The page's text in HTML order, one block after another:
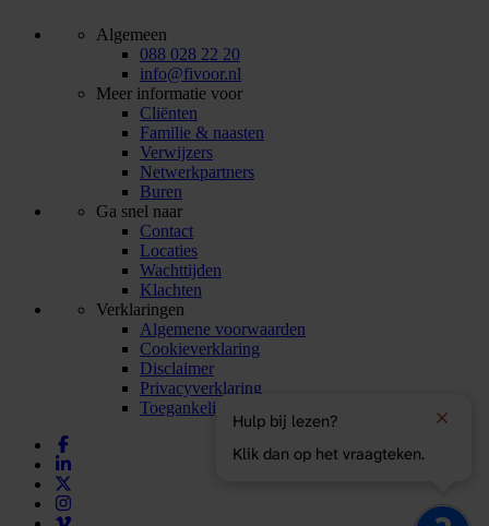
Algemeen
088 028 22 20
info@fivoor.nl
Meer informatie voor
Cliënten
Familie & naasten
Verwijzers
Netwerkpartners
Buren
Ga snel naar
Contact
Locaties
Wachttijden
Klachten
Verklaringen
Algemene voorwaarden
Cookieverklaring
Disclaimer
Privacyverklaring
Toegankelijkheidsverklaring
Hulp bij lezen?
Klik dan op het vraagteken.